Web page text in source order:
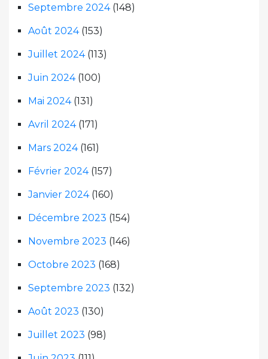
Septembre 2024(148)
Août 2024(153)
Juillet 2024(113)
Juin 2024(100)
Mai 2024(131)
Avril 2024(171)
Mars 2024(161)
Février 2024(157)
Janvier 2024(160)
Décembre 2023 (154)
Novembre 2023 (146)
Octobre 2023 (168)
Septembre 2023 (132)
Août 2023 (130)
Juillet 2023 (98)